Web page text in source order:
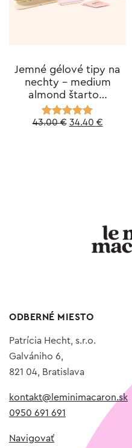
Jemné gélové tipy na
nechty – medium
almond štarto…
Hodnotenie
43.00€ Original
34.40 €Current
ODBERNÉ MIESTO
Patrícia Hecht, s.r.o.
Galvániho 6,
821 04, Bratislava
kontakt@leminimacaron.sk
0950 691 691
Navigovať